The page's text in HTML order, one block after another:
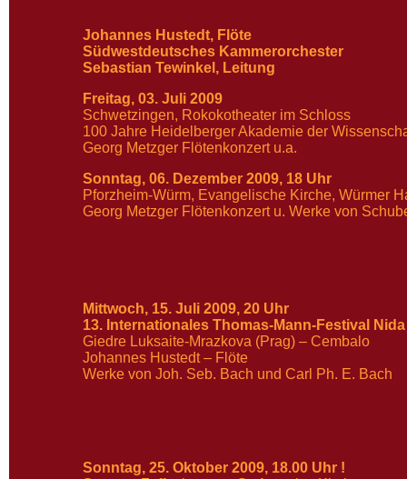
Johannes Hustedt, Flöte
Südwestdeutsches Kammerorchester
Sebastian Tewinkel, Leitung
Freitag, 03. Juli 2009
Schwetzingen, Rokokotheater im Schloss
100 Jahre Heidelberger Akademie der
Georg Metzger Flötenkonzert u.a.
Sonntag, 06. Dezember 2009, 18 Uhr
Pforzheim-Würm, Evangelische Kirche, Würmer
Georg Metzger Flötenkonzert u. Werke von
Mittwoch, 15. Juli 2009, 20 Uhr
13. Internationales Thomas-Mann-Festival
Giedre Luksaite-Mrazkova (Prag) – Cembalo
Johannes Hustedt – Flöte
Werke von Joh. Seb. Bach und Carl Ph. E. Bach
Sonntag, 25. Oktober 2009, 18.00 Uhr !